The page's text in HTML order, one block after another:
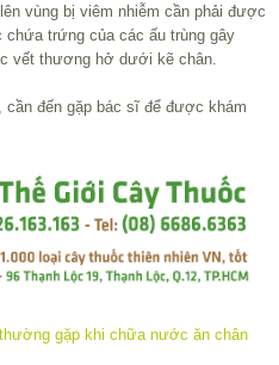
vùng bị viêm nhiễm cần phải được
trứng của các ấu trùng gây
vết thương hở dưới kẽ chân.
cần đến gặp bác sĩ để được khám